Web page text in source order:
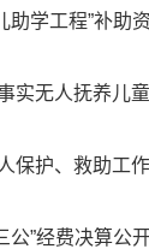
助学工程”补助
实无人抚养儿
保护、救助工
公”经费决算公